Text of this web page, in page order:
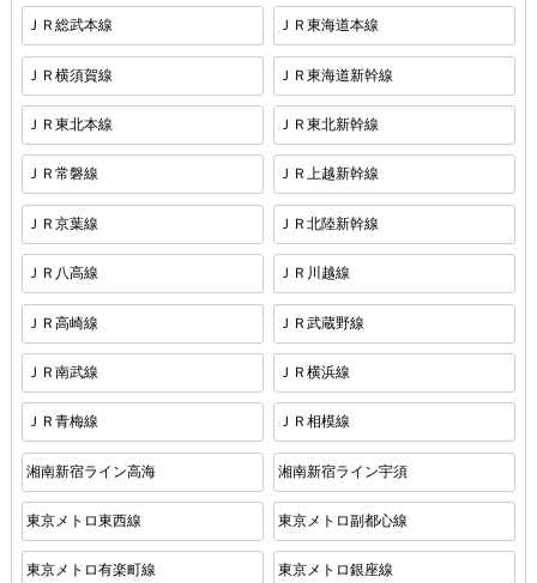
ＪＲ総武本線 ＪＲ東海道本線
ＪＲ横須賀線 ＪＲ東海道新幹線
ＪＲ東北本線 ＪＲ東北新幹線
ＪＲ常磐線 ＪＲ上越新幹線
ＪＲ京葉線 ＪＲ北陸新幹線
ＪＲ八高線 ＪＲ川越線
ＪＲ高崎線 ＪＲ武蔵野線
ＪＲ南武線 ＪＲ横浜線
ＪＲ青梅線 ＪＲ相模線
湘南新宿ライン高海 湘南新宿ライン宇須
東京メトロ東西線 東京メトロ副都心線
東京メトロ有楽町線 東京メトロ銀座線